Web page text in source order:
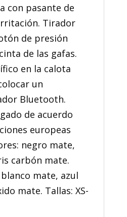
con pasante de
Tirador
de presión
de las gafas.
en la calota
un
Bluetooth.
de acuerdo
europeas
negro mate,
carbón mate.
blanco mate, azul
mate. Tallas: XS-